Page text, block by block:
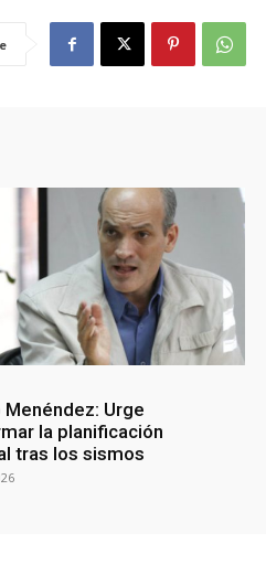
Urge
la planificación
tras los sismos